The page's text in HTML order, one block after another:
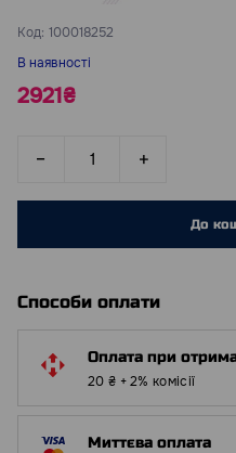
Код: 100018252
В наявності
2921₴
До
Способи оплати
Оплата при
20 ₴ + 2% комісії
Миттєва оплата